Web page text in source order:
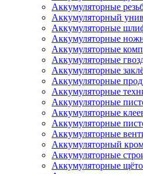
Аккумуляторные
Аккумуляторный
Аккумуляторные
Аккумуляторные
Аккумуляторные
Аккумуляторные
Аккумуляторные
Аккумуляторные
Аккумуляторные
Аккумуляторные
Аккумуляторные
Аккумуляторные
Аккумуляторные
Аккумуляторный
Аккумуляторные
Аккумуляторные